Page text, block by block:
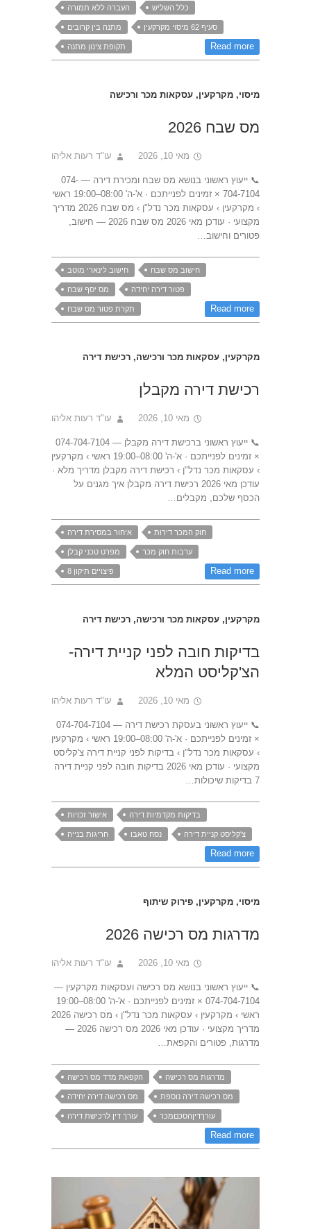
העברה ללא תמורה כלל השליש
מתנה בין קרובים סעיף 62 מיסוי מקרקעין
תקופת צינון מתנה Read more
מיסוי, מקרקעין, עסקאות מכר ורכישה
מס שבח 2026
עו"ד רעות אליהו מאי 10, 2026
📞 ייעוץ ראשוני בנושא מס שבח ומכירת דירה — 074-
704-7104 × זמינים לפנייתכם · א'-ה' 08:00–19:00 ראשי
› מקרקעין › עסקאות מכר נדל"ן › מס שבח 2026 מדריך
מקצועי · עודכן מאי 2026 מס שבח 2026 — חישוב,
פטורים וחישוב…
חישוב לינארי מוטב חישוב מס שבח
מס יסף שבח פטור דירה יחידה
תקרת פטור מס שבח Read more
מקרקעין, עסקאות מכר ורכישה, רכישת דירה
רכישת דירה מקבלן
עו"ד רעות אליהו מאי 10, 2026
📞 ייעוץ ראשוני ברכישת דירה מקבלן — 074-704-7104
× זמינים לפנייתכם · א'-ה' 08:00–19:00 ראשי › מקרקעין
› עסקאות מכר נדל"ן › רכישת דירה מקבלן מדריך מלא ·
עודכן מאי 2026 רכישת דירה מקבלן איך מגנים על
הכסף שלכם, מקבלים…
איחור במסירת דירה חוק המכר דירות
מפרט טכני קבלן ערבות חוק מכר
פיצויים תיקון 8 Read more
מקרקעין, עסקאות מכר ורכישה, רכישת דירה
בדיקות חובה לפני קניית דירה-
הצ'קליסט המלא
עו"ד רעות אליהו מאי 10, 2026
📞 ייעוץ ראשוני בעסקת רכישת דירה — 074-704-7104
× זמינים לפנייתכם · א'-ה' 08:00–19:00 ראשי › מקרקעין
› עסקאות מכר נדל"ן › בדיקות לפני קניית דירה צ'קליסט
מקצועי · עודכן מאי 2026 בדיקות חובה לפני קניית דירה
7 בדיקות שיכולות…
אישור זכויות בדיקות מקדמיות דירה
חריגות בנייה נסח טאבו צ'קליסט קניית דירה
Read more
מיסוי, מקרקעין, פירוק שיתוף
מדרגות מס רכישה 2026
עו"ד רעות אליהו מאי 10, 2026
📞 ייעוץ ראשוני בנושא מס רכישה ועסקאות מקרקעין —
074-704-7104 × זמינים לפנייתכם · א'-ה' 08:00–19:00
ראשי › מקרקעין › עסקאות מכר נדל"ן › מס רכישה 2026
מדריך מקצועי · עודכן מאי 2026 מס רכישה 2026 —
מדרגות, פטורים והקפאת…
הקפאת מדד מס רכישה מדרגות מס רכישה
מס רכישה דירה יחידה מס רכישה דירה נוספת
עורך דין לרכישת דירה עורךדיןהסכםמכר
Read more